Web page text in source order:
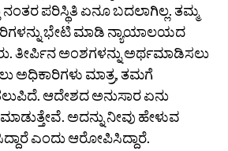
ಪರಿಸ್ಥಿತಿ ಏನೂ ಬದಲಾಗಿಲ್ಲ. ತಮ್ಮ
ಭೇಟಿ ಮಾಡಿ ನ್ಯಾಯಾಲಯದ
ತೀರ್ಪಿನ ಅಂಶಗಳನ್ನು ಅರ್ಥಮಾಡಿಸಲು
ಅಧಿಕಾರಿಗಳು ಮಾತ್ರ, ತಮಗೆ
ಆದೇಶದ ಅನುಸಾರ ಏನು
ಅದನ್ನು ನೀವು ಹೇಳುವ
ಎಂದು ಆರೋಪಿಸಿದ್ದಾರೆ.